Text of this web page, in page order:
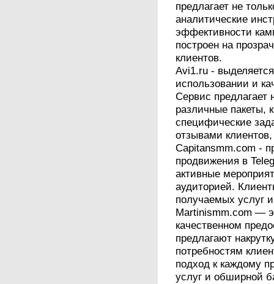
предлагает не
аналитические
эффективности
построен на
клиентов.
Avi1.ru -
использовании и
Сервис предлагает
различные пакеты,
специфические
отзывами
Capitansmm.com -
продвижения в
активные
аудиторией.
получаемых услуг
Martinismm.com —
качественном
предлагают
потребностям
подход к каждому
услуг и обширной